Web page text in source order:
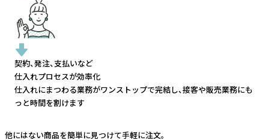
契約、発注、支払いなど
仕入れプロセスが効率化
仕入れにまつわる業務がワンストップで完結し、接客や販売業務にも
っと時間を割けます
他にはない商品を簡単に見つけて手軽に注文。